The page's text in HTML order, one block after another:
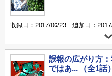
収録日：2017/06/23 追加日：
誤報の広がり方
ではあ... （全1話）